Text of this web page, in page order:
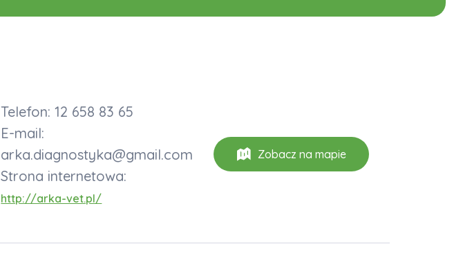
Telefon: 12 658 83 65
E-mail:
arka.diagnostyka@gmail.com
Strona internetowa:
http://arka-vet.pl/
Zobacz na mapie